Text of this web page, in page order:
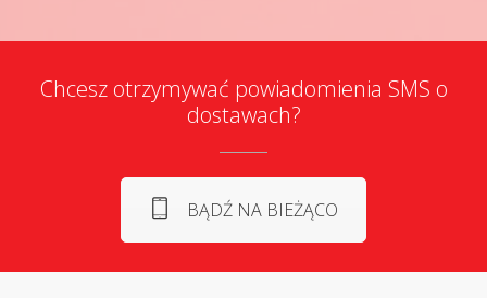
Chcesz otrzymywać powiadomienia SMS o
dostawach?
BĄDŹ NA BIEŻĄCO